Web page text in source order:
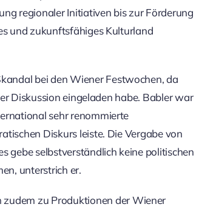
regionaler Initiativen bis zur Förderung
und zukunftsfähiges Kulturland
bei den Wiener Festwochen, da
Diskussion eingeladen habe. Babler war
sehr renommierte
Diskurs leiste. Die Vergabe von
gebe selbstverständlich keine politischen
unterstrich er.
zu Produktionen der Wiener